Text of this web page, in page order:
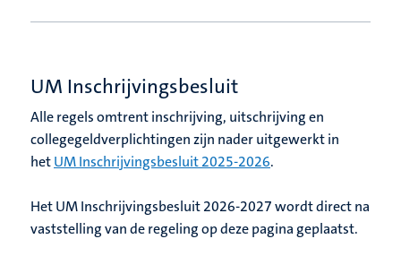
UM Inschrijvingsbesluit
Alle regels omtrent inschrijving, uitschrijving en
collegegeldverplichtingen zijn nader uitgewerkt in
hetUM Inschrijvingsbesluit 2025-2026.
Het UM Inschrijvingsbesluit 2026-2027 wordt direct na
vaststelling van de regeling op deze pagina geplaatst.